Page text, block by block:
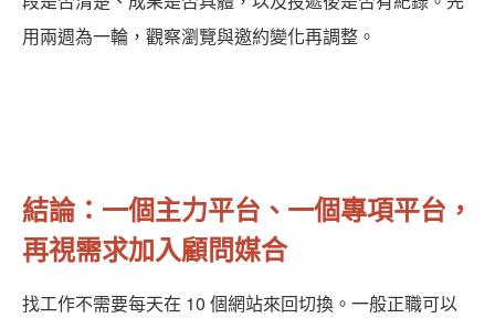
用兩週為一輪，觀察瀏覽與邀約變化再調整。
結論：一個主力平台、一個專項平台，
再視需求加入顧問媒合
找工作不需要每天在 10 個網站來回切換。一般正職可以